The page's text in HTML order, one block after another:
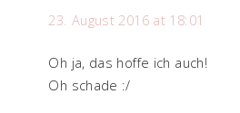
23. August 2016 at 18:01
Oh ja, das hoffe ich auch!
Oh schade :/